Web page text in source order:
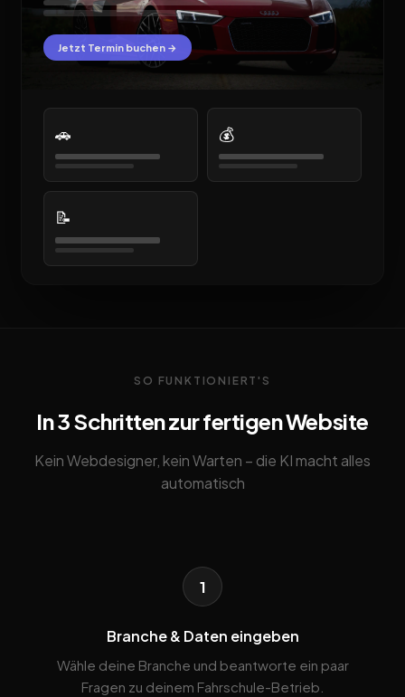
Jetzt Termin buchen →
🚗 💰
📝
SO FUNKTIONIERT'S
In 3 Schritten zur fertigen Website
Kein Webdesigner, kein Warten – die KI macht alles
automatisch
1
Branche & Daten eingeben
Wähle deine Branche und beantworte ein paar
Fragen zu deinem Fahrschule-Betrieb.